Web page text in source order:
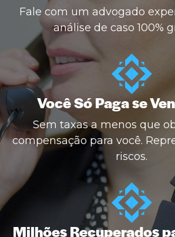
Fale com um advogado
análise de caso 100%
Você Só Paga se
Sem taxas a menos que
compensação para você.
riscos.
Milhões Recuperados